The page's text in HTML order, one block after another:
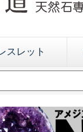
スレット